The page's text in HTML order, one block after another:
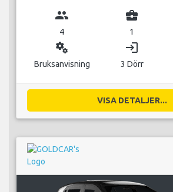
group
4
business_center
1
miscellaneous_services
Bruksanvisning
login
3 Dörr
VISA DETALJER...